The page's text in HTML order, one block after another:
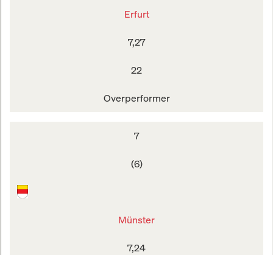
Erfurt
7,27
22
Overperformer
7
(6)
Münster
7,24